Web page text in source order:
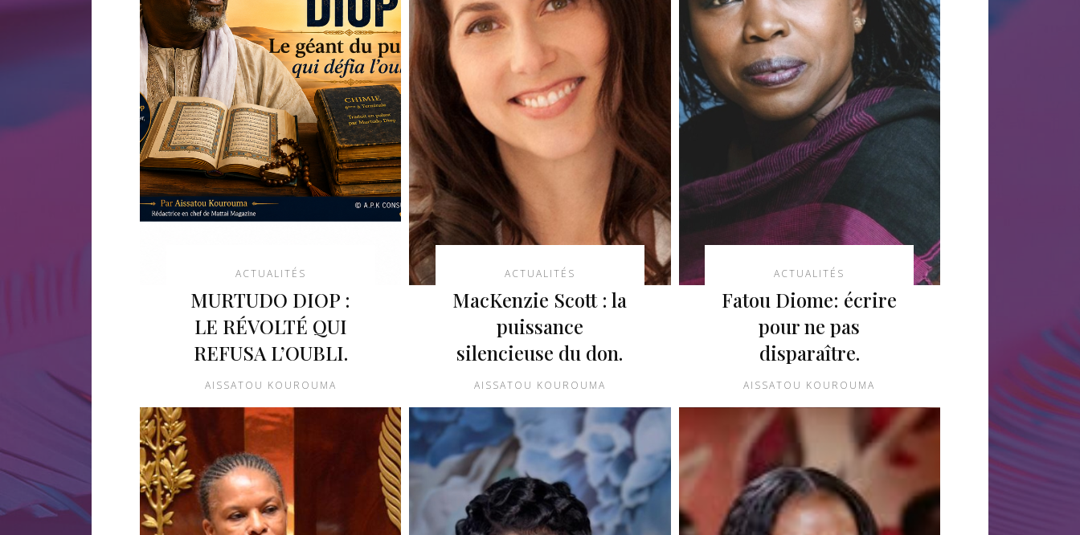
ACTUALITÉS
MURTUDO DIOP :
LE RÉVOLTÉ QUI
REFUSA L’OUBLI.
AISSATOU KOUROUMA
ACTUALITÉS
MacKenzie Scott : la
puissance
silencieuse du don.
AISSATOU KOUROUMA
ACTUALITÉS
Fatou Diome: écrire
pour ne pas
disparaître.
AISSATOU KOUROUMA